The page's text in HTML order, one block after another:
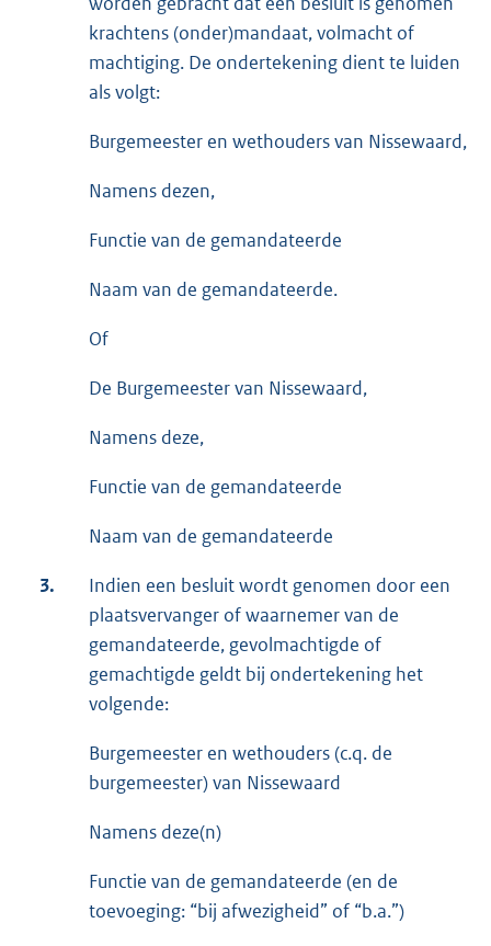
krachtens (onder)mandaat, volmacht of
machtiging. De ondertekening dient te luiden
als volgt:
Burgemeester en wethouders van Nissewaard,
Namens dezen,
Functie van de gemandateerde
Naam van de gemandateerde.
Of
De Burgemeester van Nissewaard,
Namens deze,
Functie van de gemandateerde
Naam van de gemandateerde
3.
Indien een besluit wordt genomen door een
plaatsvervanger of waarnemer van de
gemandateerde, gevolmachtigde of
gemachtigde geldt bij ondertekening het
volgende:
Burgemeester en wethouders (c.q. de
burgemeester) van Nissewaard
Namens deze(n)
Functie van de gemandateerde (en de
toevoeging: “bij afwezigheid” of “b.a.”)